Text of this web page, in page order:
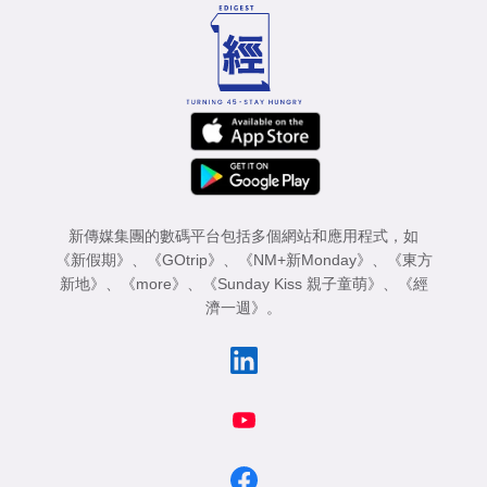
新傳媒集團的數碼平台包括多個網站和應用程式，如
《新假期》 、 《GOtrip》 、 《NM+新Monday》 、
《東方
新地》 、 《more》 、 《Sunday Kiss 親子童萌》 、
《經
濟一週》 。